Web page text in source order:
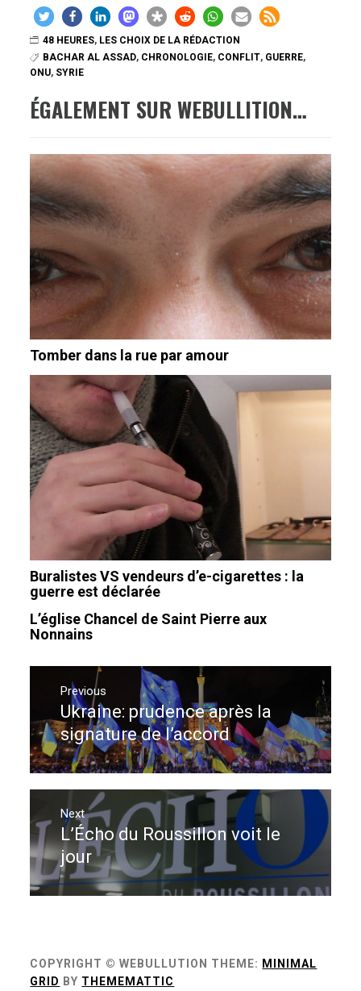
48 HEURES, LES CHOIX DE LA RÉDACTION
BACHAR AL ASSAD, CHRONOLOGIE, CONFLIT, GUERRE,
ONU, SYRIE
ÉGALEMENT SUR WEBULLITION…
Tomber dans la rue par amour
Buralistes VS vendeurs d’e-cigarettes : la
guerre est déclarée
L’église Chancel de Saint Pierre aux
Nonnains
Navigation
l’article
Previous
Previous
post:
Ukraine: prudence après la
signature de l’accord
Next
Next
post:
L’Écho du Roussillon voit le
jour
COPYRIGHT © WEBULLUTION THEME: MINIMAL
GRID BY THEMEMATTIC